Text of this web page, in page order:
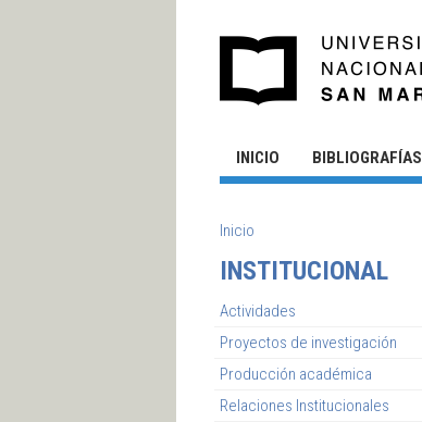
INICIO BIBLIOGRAFÍAS
SE ENCUENTRA USTED AQUÍ
Inicio
INSTITUCIONAL
Actividades
Proyectos de investigación
Producción académica
Relaciones Institucionales